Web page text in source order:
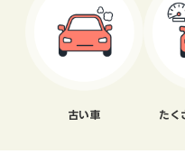
古い車 たく